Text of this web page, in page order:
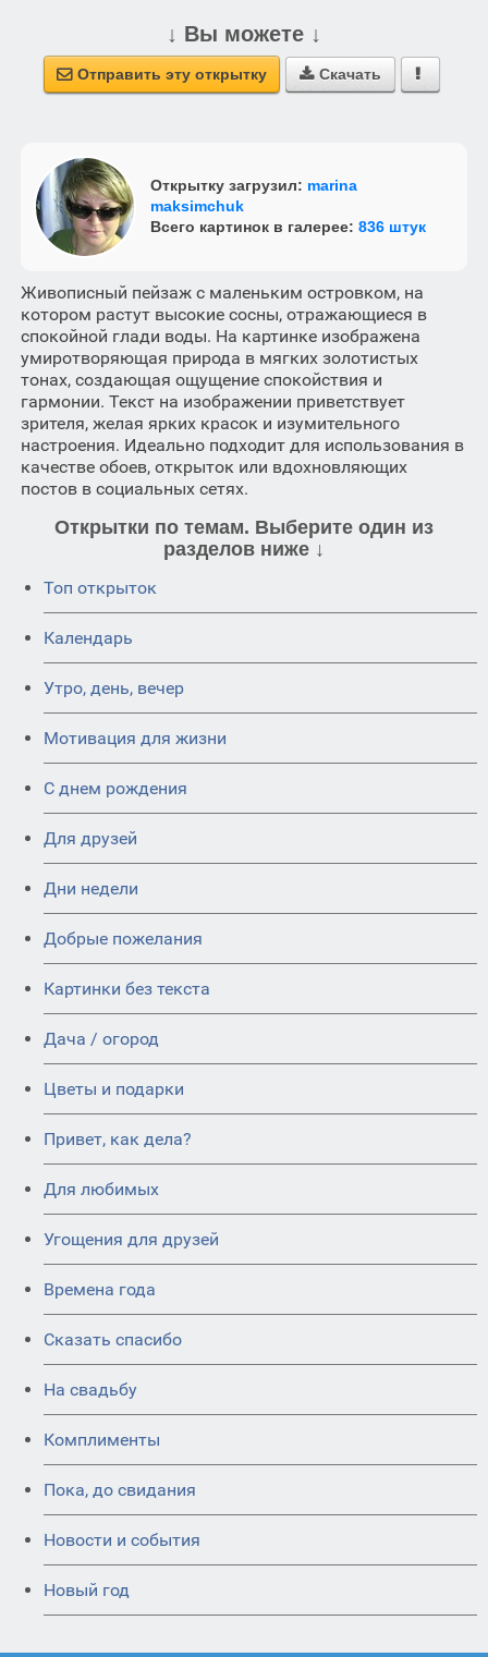
↓ Вы можете ↓
 Отправить эту открытку  Скачать 
Открытку загрузил: marina
maksimchuk
Всего картинок в галерее: 836 штук
Живописный пейзаж с маленьким островком, на
котором растут высокие сосны, отражающиеся в
спокойной глади воды. На картинке изображена
умиротворяющая природа в мягких золотистых
тонах, создающая ощущение спокойствия и
гармонии. Текст на изображении приветствует
зрителя, желая ярких красок и изумительного
настроения. Идеально подходит для использования в
качестве обоев, открыток или вдохновляющих
постов в социальных сетях.
Открытки по темам. Выберите один из
разделов ниже ↓
Топ открыток
Календарь
Утро, день, вечер
Мотивация для жизни
C днем рождения
Для друзей
Дни недели
Добрые пожелания
Картинки без текста
Дача / огород
Цветы и подарки
Привет, как дела?
Для любимых
Угощения для друзей
Времена года
Сказать спасибо
На свадьбу
Комплименты
Пока, до свидания
Новости и события
Новый год